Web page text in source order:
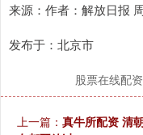
来源：作者：解放日报
发布于：北京市
股票在线配
上一篇： 真牛所配资 清